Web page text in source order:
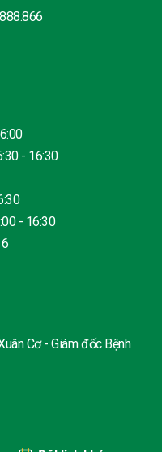
- 16:30
- 16:30
Cơ - Giám đốc Bệnh